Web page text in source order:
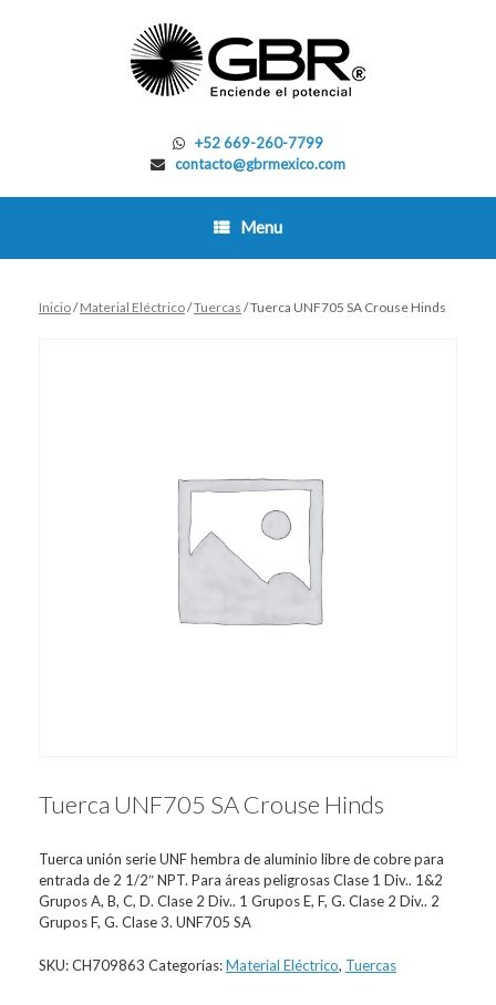
+52 669-260-7799
contacto@gbrmexico.com
Menu
Inicio/Material Eléctrico/Tuercas / Tuerca UNF705 SA Crouse Hinds
Tuerca UNF705 SA Crouse Hinds
Tuerca unión serie UNF hembra de aluminio libre de cobre para
entrada de 2 1/2″ NPT. Para áreas peligrosas Clase 1 Div.. 1&2
Grupos A, B, C, D. Clase 2 Div.. 1 Grupos E, F, G. Clase 2 Div.. 2
Grupos F, G. Clase 3. UNF705 SA
SKU:CH709863 Categorías:Material Eléctrico, Tuercas